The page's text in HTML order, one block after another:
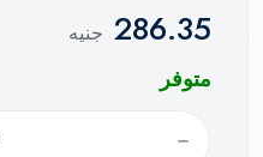
286.35 جنيه
متوفر